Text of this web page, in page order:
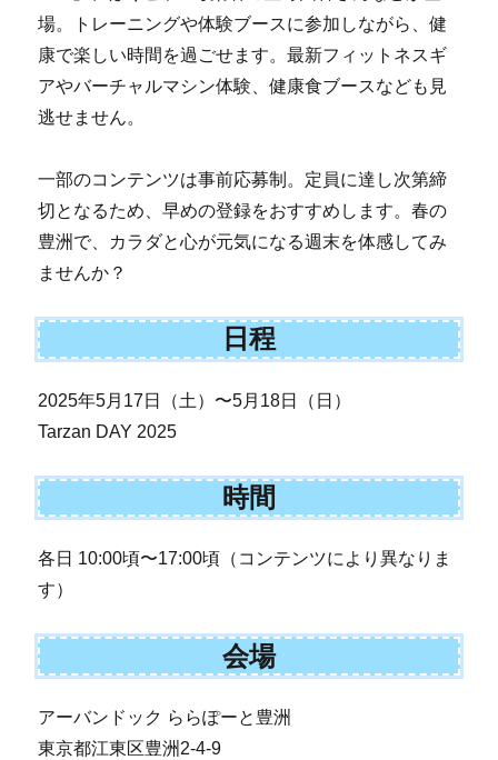
場。トレーニングや体験ブースに参加しながら、健
康で楽しい時間を過ごせます。最新フィットネスギ
アやバーチャルマシン体験、健康食ブースなども見
逃せません。
一部のコンテンツは事前応募制。定員に達し次第締
切となるため、早めの登録をおすすめします。春の
豊洲で、カラダと心が元気になる週末を体感してみ
ませんか？
日程
2025年5月17日（土）〜5月18日（日）
Tarzan DAY 2025
時間
各日 10:00頃〜17:00頃（コンテンツにより異なりま
す）
会場
アーバンドック ららぽーと豊洲
東京都江東区豊洲2-4-9